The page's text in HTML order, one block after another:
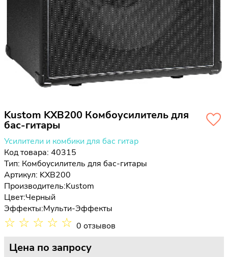
Kustom KXB200 Комбоусилитель для
бас-гитары
Усилители и комбики для бас гитар
Код товара: 40315
Тип: Комбоусилитель для бас-гитары
Артикул: KXB200
Производитель:Kustom
Цвет:Черный
Эффекты:Мульти-Эффекты
☆ ☆ ☆ ☆ ☆ 0 отзывов
Цена по запросу